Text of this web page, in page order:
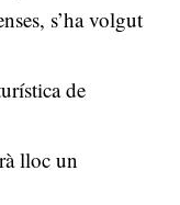
s’ha volgut
de
lloc un